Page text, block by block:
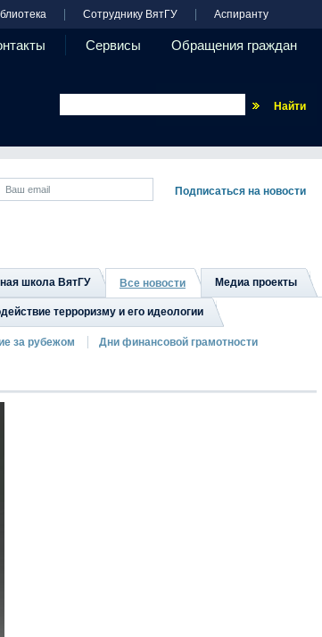
Сотруднику ВятГУ Аспиранту
Сервисы Обращения граждан
школа ВятГУ Все новости Медиа проекты
терроризму и его идеологии
за рубежом Дни финансовой грамотности